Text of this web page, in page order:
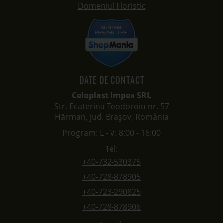
DATE DE CONTACT
Celoplast Impex SRL
Str. Ecaterina Teodoroiu nr. 57
Hărman, jud. Brașov, România
Program: L - V: 8:00 - 16:00
Tel:
+40-732-530375
+40-728-878905
+40-723-290825
+40-728-878906